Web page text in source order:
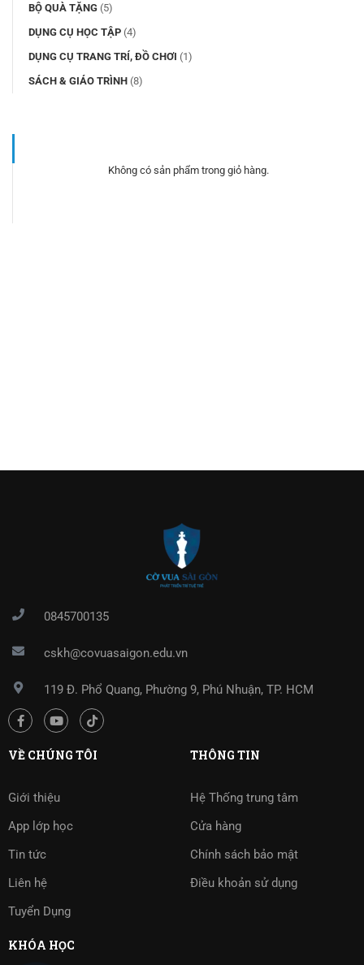
BỘ QUÀ TẶNG (5)
DỤNG CỤ HỌC TẬP (4)
DỤNG CỤ TRANG TRÍ, ĐỒ CHƠI (1)
SÁCH & GIÁO TRÌNH (8)
Không có sản phẩm trong giỏ hàng.
0845700135
cskh@covuasaigon.edu.vn
119 Đ. Phổ Quang, Phường 9, Phú Nhuận, TP. HCM
VỀ CHÚNG TÔI
Giới thiệu
App lớp học
Tin tức
Liên hệ
Tuyển Dụng
THÔNG TIN
Hệ Thống trung tâm
Cửa hàng
Chính sách bảo mật
Điều khoản sử dụng
KHÓA HỌC